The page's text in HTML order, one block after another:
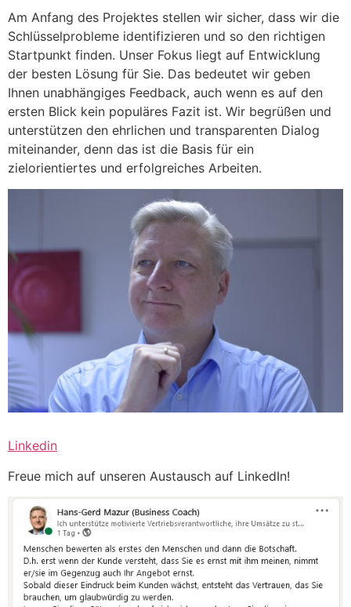
Am Anfang des Projektes stellen wir sicher, dass wir die
Schlüsselprobleme identifizieren und so den richtigen
Startpunkt finden. Unser Fokus liegt auf Entwicklung
der besten Lösung für Sie. Das bedeutet wir geben
Ihnen unabhängiges Feedback, auch wenn es auf den
ersten Blick kein populäres Fazit ist. Wir begrüßen und
unterstützen den ehrlichen und transparenten Dialog
miteinander, denn das ist die Basis für ein
zielorientiertes und erfolgreiches Arbeiten.
Linkedin
Freue mich auf unseren Austausch auf LinkedIn!